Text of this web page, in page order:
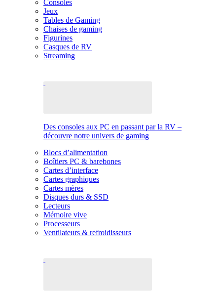
Consoles
Jeux
Tables de Gaming
Chaises de gaming
Figurines
Casques de RV
Streaming
Des consoles aux PC en passant par la RV –
découvre notre univers de gaming
Blocs d’alimentation
Boîtiers PC & barebones
Cartes d’interface
Cartes graphiques
Cartes mères
Disques durs & SSD
Lecteurs
Mémoire vive
Processeurs
Ventilateurs & refroidisseurs